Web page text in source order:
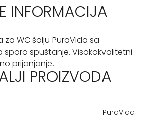
INFORMACIJA
za WC šolju PuraVida sa
sporo spuštanje. Visokokvalitetni
prijanjanje.
PROIZVODA
PuraVida